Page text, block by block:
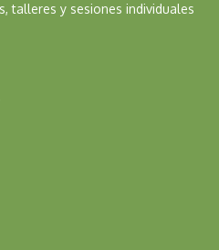
talleres y sesiones individuales